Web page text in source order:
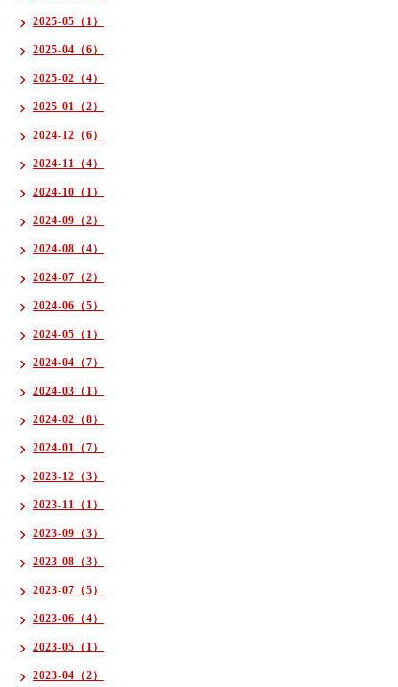
2025-05（1）
2025-04（6）
2025-02（4）
2025-01（2）
2024-12（6）
2024-11（4）
2024-10（1）
2024-09（2）
2024-08（4）
2024-07（2）
2024-06（5）
2024-05（1）
2024-04（7）
2024-03（1）
2024-02（8）
2024-01（7）
2023-12（3）
2023-11（1）
2023-09（3）
2023-08（3）
2023-07（5）
2023-06（4）
2023-05（1）
2023-04（2）